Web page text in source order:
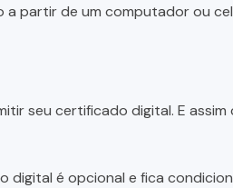
partir de um computador ou
seu certificado digital. E
digital é opcional e fica